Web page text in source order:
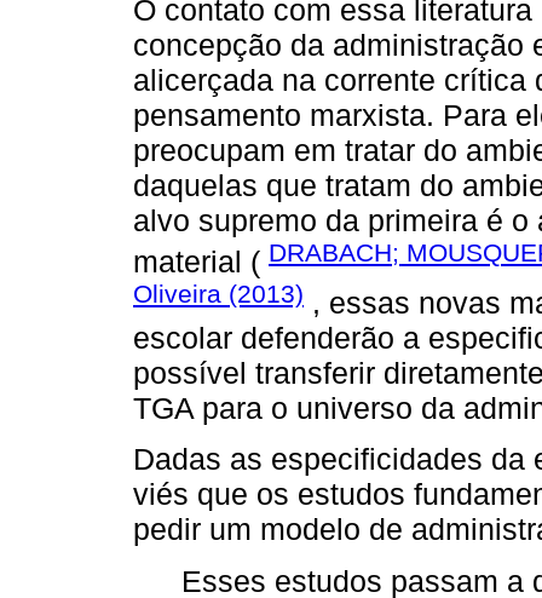
O contato com essa
concepção da administração
alicerçada na corrente crítica
pensamento marxista. Para
preocupam em tratar do
daquelas que tratam do
alvo supremo da primeira é
material ( DRABACH;
Oliveira (2013) , essas novas
escolar defenderão a
possível transferir
TGA para o universo da
Dadas as especificidades da
viés que os estudos
pedir um modelo de
Esses estudos passam a